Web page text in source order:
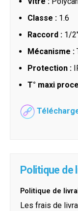
Classe : 1.6
Raccord : 1/
Mécanisme :
Protection :
T° maxi
Politique de
Politique de
Les frais de